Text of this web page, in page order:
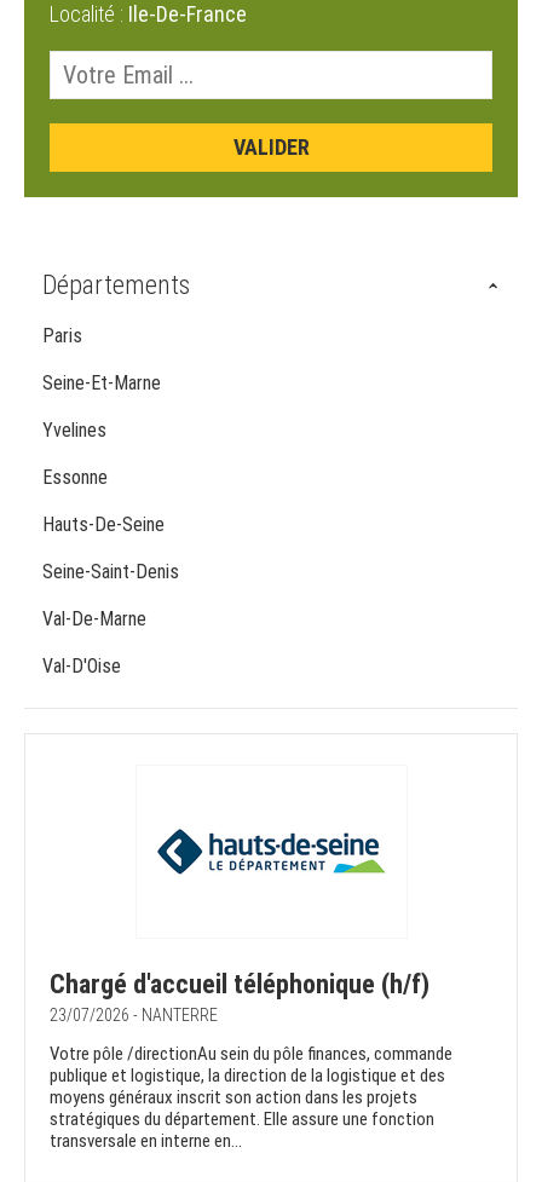
Localité : Ile-De-France
Départements
Paris
Seine-Et-Marne
Yvelines
Essonne
Hauts-De-Seine
Seine-Saint-Denis
Val-De-Marne
Val-D'Oise
Chargé d'accueil téléphonique (h/f)
23/07/2026 - NANTERRE
Votre pôle /directionAu sein du pôle finances, commande
publique et logistique, la direction de la logistique et des
moyens généraux inscrit son action dans les projets
stratégiques du département. Elle assure une fonction
transversale en interne en...